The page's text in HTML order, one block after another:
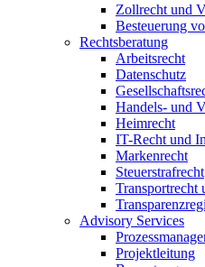
Zollrecht und
Besteuerung
Rechtsberatung
Arbeitsrecht
Datenschutz
Handels- und
Heimrecht
IT-Recht und
Markenrecht
Steuerstrafrecht
Transportrecht
Advisory Services
Projektleitung